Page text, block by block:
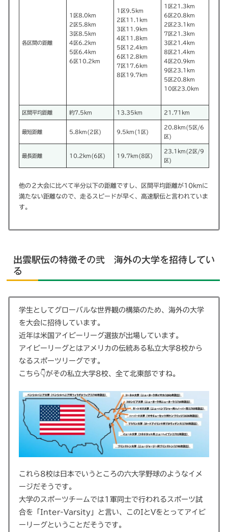
各区間の距離
1区8.0km
2区5.8km
3区8.5km
4区6.2km
5区6.4km
6区10.2km
1区9.5km
2区11.1km
3区11.9km
4区11.8km
5区12.4km
6区12.8km
7区17.6km
8区19.7km
1区21.3km
6区20.8km
2区23.1km
7区21.3km
3区21.4km
8区21.4km
4区20.9km
9区23.1km
5区20.8km
10区23.0km
区間平均距離 約7.5km 13.35km 21.71km
最短距離 5.8km(2区) 9.5km(1区)
20.8km(5区/6
区)
最長距離 10.2km(6区) 19.7km(8区)
23.1km(2区/9
区)
他の２大会に比べて半分以下の距離ですし、区間平均距離が10kmに
満たない距離なので、走るスピードが早く、高速駅伝と言われていま
す。
出雲駅伝の特徴その弐 海外の大学を招待してい
る
学生としてグローバルな世界観の構築のため、海外の大学
を大会に招待しています。
近年は米国アイビーリーグ選抜が出場しています。
アイビーリーグとはアメリカの伝統ある私立大学8校から
なるスポーツリーグです。
こちら👇がその私立大学8校、全て北東部ですね。
これら8校は日本でいうところの六大学野球のようなイメ
ージだそうです。
大学のスポーツチームでは1軍同士で行われるスポーツ試
合を「Inter-Varsity」と言い、このIとVをとってアイビ
ーリーグということだそうです。